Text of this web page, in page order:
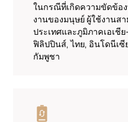
ในกรณีที่เกิดความขัดข้อ
งานของมนุษย์ ผู้ใช้งานส
ประเทศและภูมิภาคเอเชี
ฟิลิปปินส์, ไทย, อินโดนีเซี
กัมพูชา